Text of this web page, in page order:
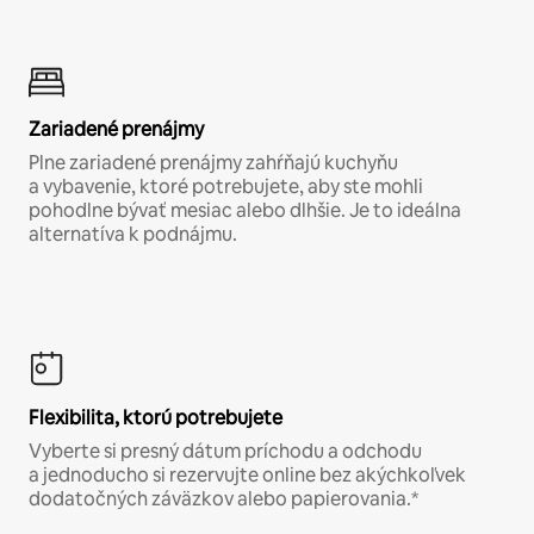
Zariadené prenájmy
Plne zariadené prenájmy zahŕňajú kuchyňu
a vybavenie, ktoré potrebujete, aby ste mohli
pohodlne bývať mesiac alebo dlhšie. Je to ideálna
alternatíva k podnájmu.
Flexibilita, ktorú potrebujete
Vyberte si presný dátum príchodu a odchodu
a jednoducho si rezervujte online bez akýchkoľvek
dodatočných záväzkov alebo papierovania.*